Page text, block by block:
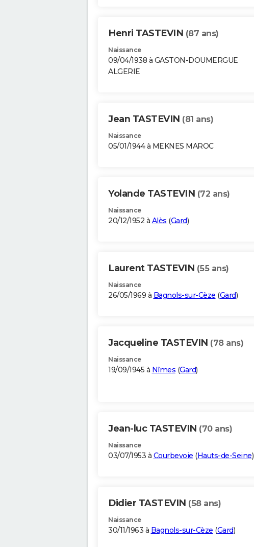
Henri TASTEVIN (87 ans)
Naissance
09/04/1938 à GASTON-DOUMERGUE
ALGERIE
Jean TASTEVIN (81 ans)
Naissance
05/01/1944 à MEKNES MAROC
Yolande TASTEVIN (72 ans)
Naissance
20/12/1952 à Alès (Gard)
Laurent TASTEVIN (55 ans)
Naissance
26/05/1969 à Bagnols-sur-Cèze (Gard)
Jacqueline TASTEVIN (78 ans)
Naissance
19/09/1945 à Nîmes (Gard)
Jean-luc TASTEVIN (70 ans)
Naissance
03/07/1953 à Courbevoie (Hauts-de-Seine)
Didier TASTEVIN (58 ans)
Naissance
30/11/1963 à Bagnols-sur-Cèze (Gard)